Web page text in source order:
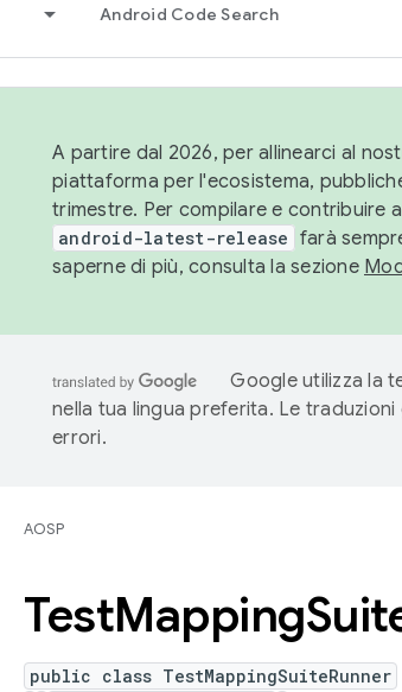
Android Code Search
A partire dal 2026, per allinearci al
piattaforma per l'ecosistema,
trimestre. Per compilare e contribuire
android-latest-release farà
saperne di più, consulta la sezione
Google utilizza la
nella tua lingua preferita. Le
errori.
AOSP
TestMapping
public class TestMappingSuiteRunner